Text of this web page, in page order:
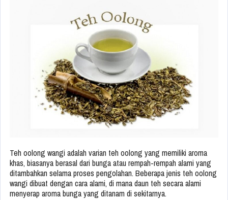
Teh oolong wangi adalah varian teh oolong yang memiliki aroma
khas, biasanya berasal dari bunga atau rempah-rempah alami yang
ditambahkan selama proses pengolahan. Beberapa jenis teh oolong
wangi dibuat dengan cara alami, di mana daun teh secara alami
menyerap aroma bunga yang ditanam di sekitarnya.